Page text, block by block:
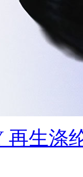
再生涤